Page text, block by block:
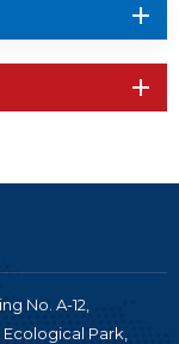
No. A-12,
Park,